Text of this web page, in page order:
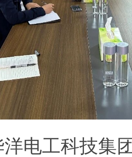
电工科技集